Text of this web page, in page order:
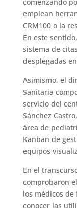
comenzando
emplean
CRM100 o la
En este
sistema de
desplegadas
Asimismo, el
Sanitaria
servicio del
Sánchez
área de
Kanban de
equipos
En el
comprobaron
los médicos
conocer las